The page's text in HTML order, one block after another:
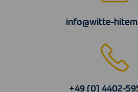
info@witte-
+49 (0) 4402-